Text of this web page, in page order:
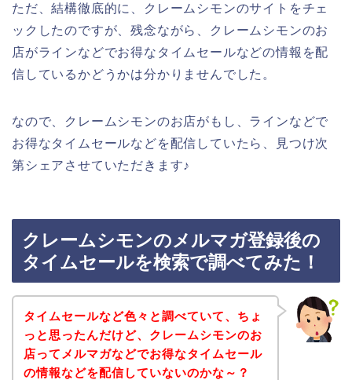
ただ、結構徹底的に、クレームシモンのサイトをチェ
ックしたのですが、残念ながら、クレームシモンのお
店がラインなどでお得なタイムセールなどの情報を配
信しているかどうかは分かりませんでした。
なので、クレームシモンのお店がもし、ラインなどで
お得なタイムセールなどを配信していたら、見つけ次
第シェアさせていただきます♪
クレームシモンのメルマガ登録後の
タイムセールを検索で調べてみた！
タイムセールなど色々と調べていて、ちょ
っと思ったんだけど、クレームシモンのお
店ってメルマガなどでお得なタイムセール
の情報などを配信していないのかな～？